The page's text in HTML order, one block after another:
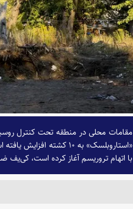
مقامات محلی در منطقه تحت کنترل
«استاروبلسک» به ۱۰
با اتهام تروریسم آغاز کرده است، کی‌یف